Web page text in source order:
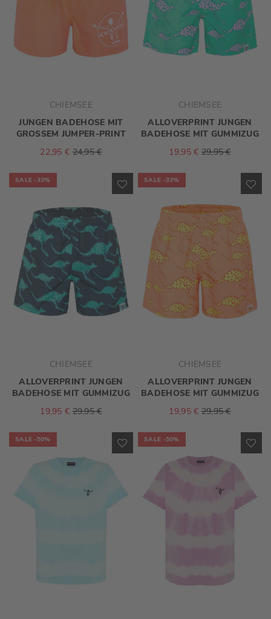
CHIEMSEE
JUNGEN BADEHOSE MIT
GROSSEM JUMPER-PRINT
22,95 € 24,95 €
CHIEMSEE
ALLOVERPRINT JUNGEN
BADEHOSE MIT GUMMIZUG
19,95 € 29,95 €
SALE -33%
ZUR
WUNSCHLISTE
HINZUFÜGEN
CHIEMSEE
ALLOVERPRINT JUNGEN
BADEHOSE MIT GUMMIZUG
19,95 € 29,95 €
SALE -33%
CHIEMSEE
ALLOVERPRINT JUNGEN
BADEHOSE MIT GUMMIZUG
19,95 € 29,95 €
SALE -50%
ZUR
WUNSCHLISTE
SALE -50%